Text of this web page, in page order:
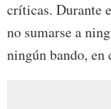
críticas. Durante
no sumarse a
ningún bando, en